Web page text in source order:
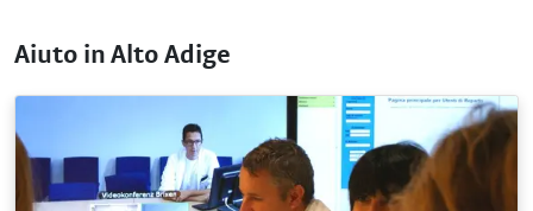
Aiuto in Alto Adige